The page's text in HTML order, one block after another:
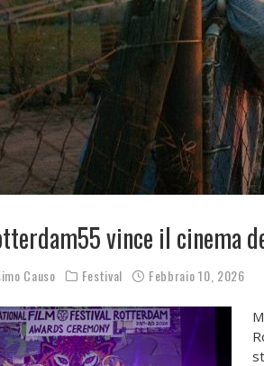
vince il cinema
Causo Festival Febbraio 10, 2026